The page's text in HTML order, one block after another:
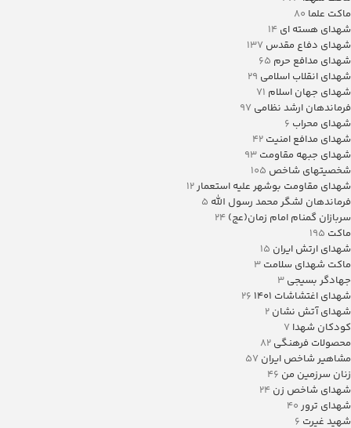
ماکت علما 80
شهدای هسته ای 14
شهدای دفاع مقدس 137
شهدای مدافع حرم 65
شهدای انقلاب اسلامی 29
شهدای جهان اسلام 71
فرماندهان ارشد نظامی 97
شهدای محراب 6
شهدای مدافع امنیت 42
شهدای جبهه مقاومت 93
شخصیتهای شاخص 105
شهدای مقاومت بوشهر علیه استعمار12
فرماندهان لشگر محمد رسول الله 5
سربازان گمنام امام زمان(عج) 24
ماکت 195
شهدای ارتش ایران 15
ماکت شهدای سلامت 3
جهادگر بسیجی 3
شهدای اغتشاشات 1401
26
شهدای آتش نشان 2
کودکان شهدا 7
محصولات فرهنگی 82
مشاهیر شاخص ایران 57
زنان سرزمین من 46
شهدای شاخص زن 24
شهدای ترور 40
شهید غیرت 6